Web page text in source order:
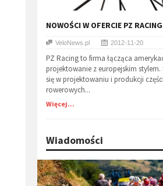
NOWOŚCI W OFERCIE PZ RACING
VeloNews.pl 2012-11-20
PZ Racing to firma łącząca
projektowanie z europejskim stylem.
się w projektowaniu i produkcji części
rowerowych...
Więcej...
Wiadomości